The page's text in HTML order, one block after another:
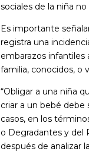
sociales de la niña
Es importante
registra una
embarazos
familia, conocidos, o
“Obligar a una niña
criar a un bebé
casos, en los
o Degradantes y del
después de analizar